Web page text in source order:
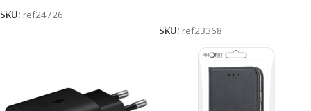
SKU: ref24726
SKU: ref23368